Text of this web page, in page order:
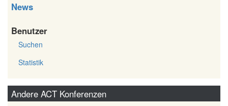
News
Benutzer
Suchen
Statistik
Andere ACT Konferenzen